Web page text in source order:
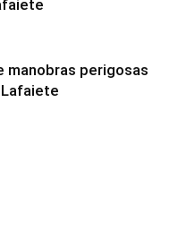
manobras perigosas